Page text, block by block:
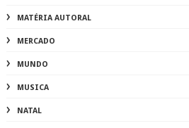
MATÉRIA AUTORAL
MERCADO
MUNDO
MUSICA
NATAL